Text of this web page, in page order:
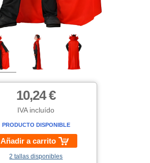
10,24 €
IVA incluído
PRODUCTO DISPONIBLE
Añadir a carrito
2 tallas disponibles